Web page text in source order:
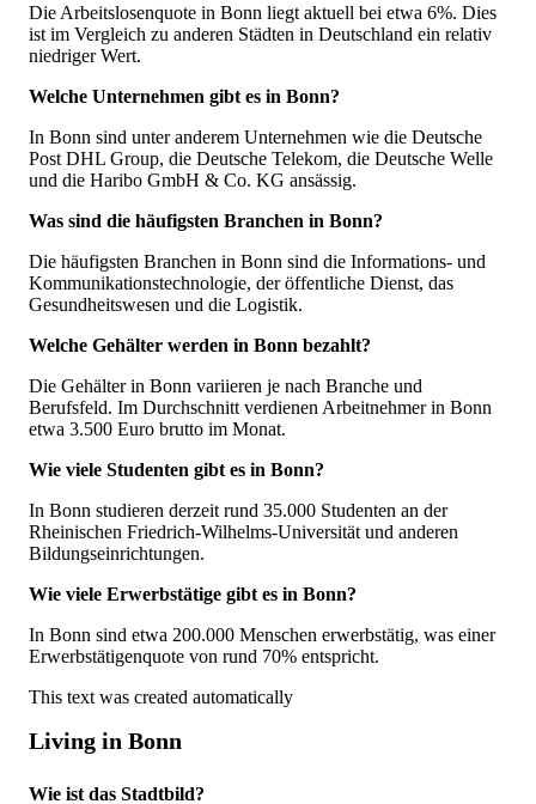
Die Arbeitslosenquote in Bonn liegt aktuell bei etwa 6%. Dies
ist im Vergleich zu anderen Städten in Deutschland ein relativ
niedriger Wert.
Welche Unternehmen gibt es in Bonn?
In Bonn sind unter anderem Unternehmen wie die Deutsche
Post DHL Group, die Deutsche Telekom, die Deutsche Welle
und die Haribo GmbH & Co. KG ansässig.
Was sind die häufigsten Branchen in Bonn?
Die häufigsten Branchen in Bonn sind die Informations- und
Kommunikationstechnologie, der öffentliche Dienst, das
Gesundheitswesen und die Logistik.
Welche Gehälter werden in Bonn bezahlt?
Die Gehälter in Bonn variieren je nach Branche und
Berufsfeld. Im Durchschnitt verdienen Arbeitnehmer in Bonn
etwa 3.500 Euro brutto im Monat.
Wie viele Studenten gibt es in Bonn?
In Bonn studieren derzeit rund 35.000 Studenten an der
Rheinischen Friedrich-Wilhelms-Universität und anderen
Bildungseinrichtungen.
Wie viele Erwerbstätige gibt es in Bonn?
In Bonn sind etwa 200.000 Menschen erwerbstätig, was einer
Erwerbstätigenquote von rund 70% entspricht.
This text was created automatically
Living in Bonn
Wie ist das Stadtbild?